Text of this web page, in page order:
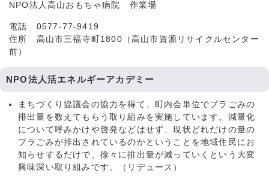
NPO法人高山おもちゃ病院 作業場
電話 0577-77-9419
住所 高山市三福寺町1800（高山市資源リサイクルセンター
前）
NPO法人活エネルギーアカデミー
まちづくり協議会の協力を得て、町内会単位でプラごみの
排出量を数えてもらう取り組みを実施しています。減量化
について呼みかけや啓発などはせず、現状どれだけの量の
プラごみが排出されているのかということを地域住民にお
知らせするだけで、徐々に排出量が減っていくという大変
興味深い取り組みです。（リデュース）